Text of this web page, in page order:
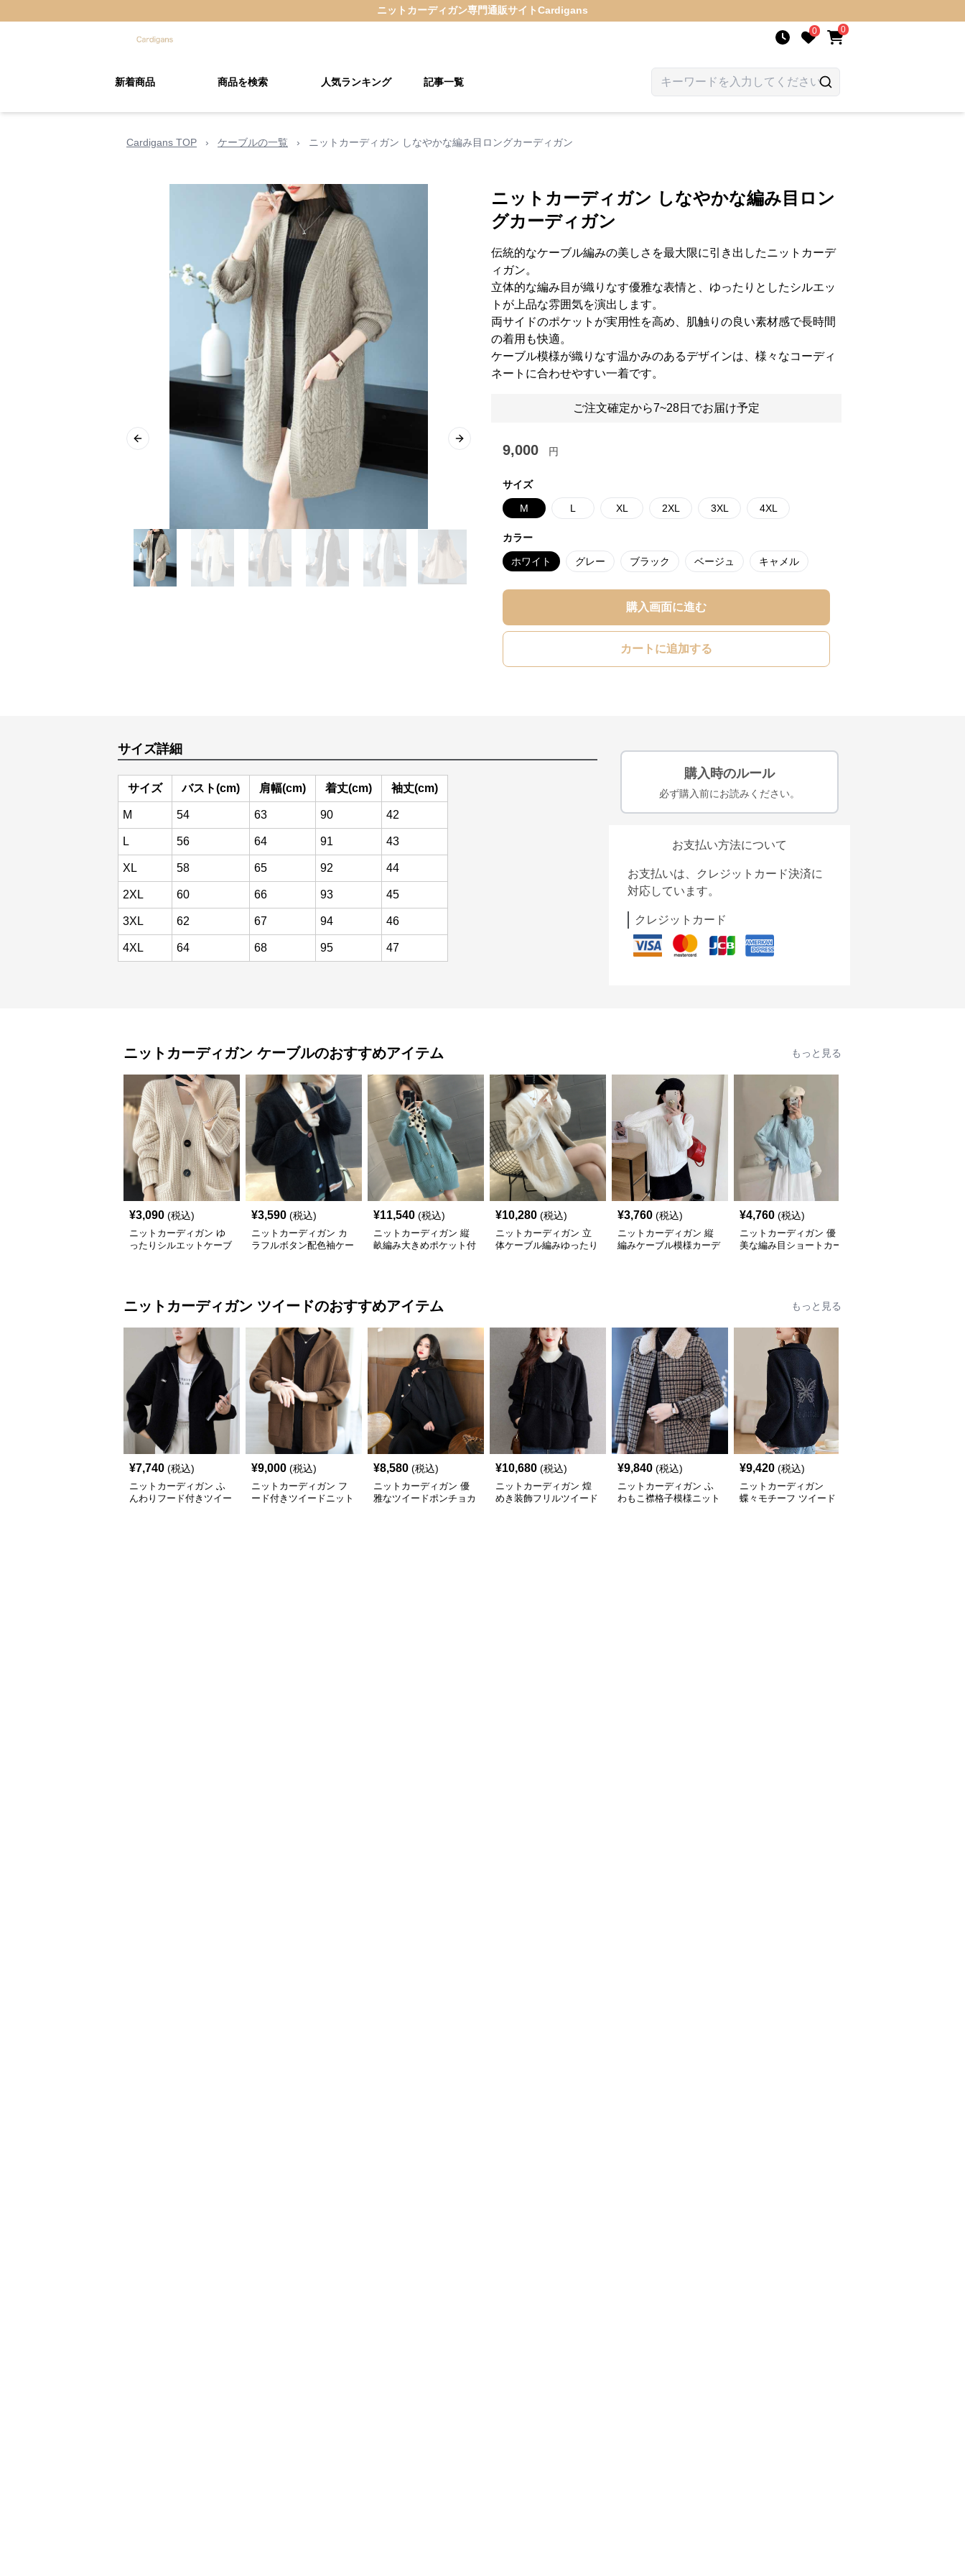
ニットカーディガン専門通販サイトCardigans
0 0
新着商品 商品を検索 人気ランキング 記事一覧
Cardigans TOP › ケーブルの一覧 › ニットカーディガン しなやかな編み目ロングカーディガン
Previous slide Next slide
ニットカーディガン しなやかな編み目ロン
グカーディガン
伝統的なケーブル編みの美しさを最大限に引き出したニットカーデ
ィガン。
立体的な編み目が織りなす優雅な表情と、ゆったりとしたシルエッ
トが上品な雰囲気を演出します。
両サイドのポケットが実用性を高め、肌触りの良い素材感で長時間
の着用も快適。
ケーブル模様が織りなす温かみのあるデザインは、様々なコーディ
ネートに合わせやすい一着です。
ご注文確定から7~28日でお届け予定
9,000 円
サイズ
M L XL 2XL 3XL 4XL
カラー
ホワイト グレー ブラック ベージュ キャメル
購入画面に進む
カートに追加する
サイズ詳細
サイズ バスト(cm) 肩幅(cm) 着丈(cm) 袖丈(cm)
M 54 63 90 42
L 56 64 91 43
XL 58 65 92 44
2XL 60 66 93 45
3XL 62 67 94 46
4XL 64 68 95 47
購入時のルール
必ず購入前にお読みください。
お支払い方法について
お支払いは、クレジットカード決済に
対応しています。
クレジットカード
ニットカーディガン ケーブルのおすすめアイテム もっと見る
¥3,090 (税込)
ニットカーディガン ゆ
ったりシルエットケーブ
¥3,590 (税込)
ニットカーディガン カ
ラフルボタン配色袖ケー
¥11,540 (税込)
ニットカーディガン 縦
畝編み大きめポケット付
¥10,280 (税込)
ニットカーディガン 立
体ケーブル編みゆったり
¥3,760 (税込)
ニットカーディガン 縦
編みケーブル模様カーデ
¥4,760 (税込)
ニットカーディガン 優
美な編み目ショートカー
ニットカーディガン ツイードのおすすめアイテム もっと見る
¥7,740 (税込)
ニットカーディガン ふ
んわりフード付きツイー
¥9,000 (税込)
ニットカーディガン フ
ード付きツイードニット
¥8,580 (税込)
ニットカーディガン 優
雅なツイードポンチョカ
¥10,680 (税込)
ニットカーディガン 煌
めき装飾フリルツイード
¥9,840 (税込)
ニットカーディガン ふ
わもこ襟格子模様ニット
¥9,420 (税込)
ニットカーディガン
蝶々モチーフ ツイード